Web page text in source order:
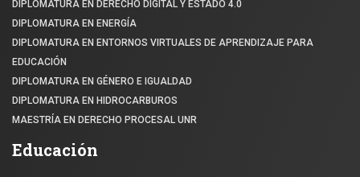
DIPLOMATURA EN DERECHO DIGITAL Y ESTADO 4.0
DIPLOMATURA EN ENERGÍA
DIPLOMATURA EN ENTORNOS VIRTUALES DE APRENDIZAJE PARA
EDUCACIÓN
DIPLOMATURA EN GÉNERO E IGUALDAD
DIPLOMATURA EN HIDROCARBUROS
MAESTRÍA EN DERECHO PROCESAL UNR
Educación